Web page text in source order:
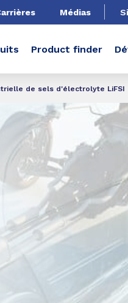
Médias
Product finder
de sels d'électrolyte